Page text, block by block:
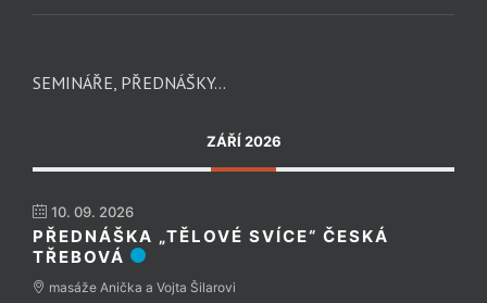
SEMINÁŘE, PŘEDNÁŠKY…
ZÁŘÍ 2026
10. 09. 2026
PŘEDNÁŠKA „TĚLOVÉ SVÍCE“ ČESKÁ
TŘEBOVÁ
masáže Anička a Vojta Šilarovi